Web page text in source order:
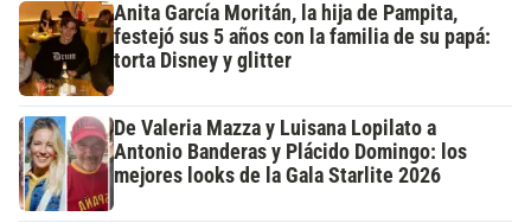
Anita García Moritán, la hija de Pampita,
festejó sus 5 años con la familia de su papá:
torta Disney y glitter
De Valeria Mazza y Luisana Lopilato a
Antonio Banderas y Plácido Domingo: los
mejores looks de la Gala Starlite 2026